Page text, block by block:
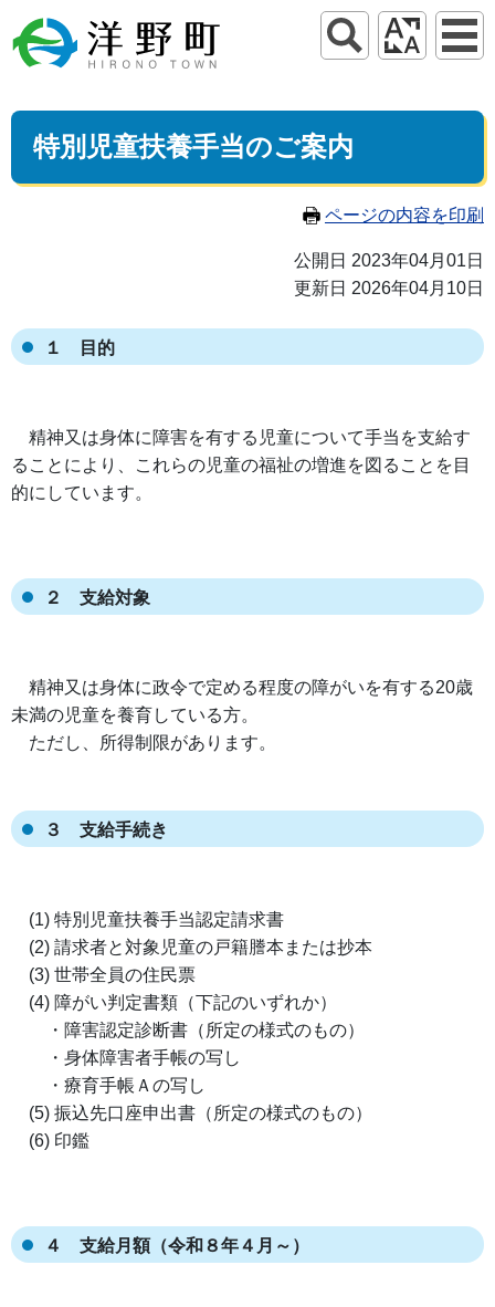
特別児童扶養手当のご案内
ページの内容を印刷
公開日 2023年04月01日
更新日 2026年04月10日
１ 目的
精神又は身体に障害を有する児童について手当を支給す
ることにより、これらの児童の福祉の増進を図ることを目
的にしています。
２ 支給対象
精神又は身体に政令で定める程度の障がいを有する20歳
未満の児童を養育している方。
ただし、所得制限があります。
３ 支給手続き
(1) 特別児童扶養手当認定請求書
(2) 請求者と対象児童の戸籍謄本または抄本
(3) 世帯全員の住民票
(4) 障がい判定書類（下記のいずれか）
・障害認定診断書（所定の様式のもの）
・身体障害者手帳の写し
・療育手帳Ａの写し
(5) 振込先口座申出書（所定の様式のもの）
(6) 印鑑
４ 支給月額（令和８年４月～）